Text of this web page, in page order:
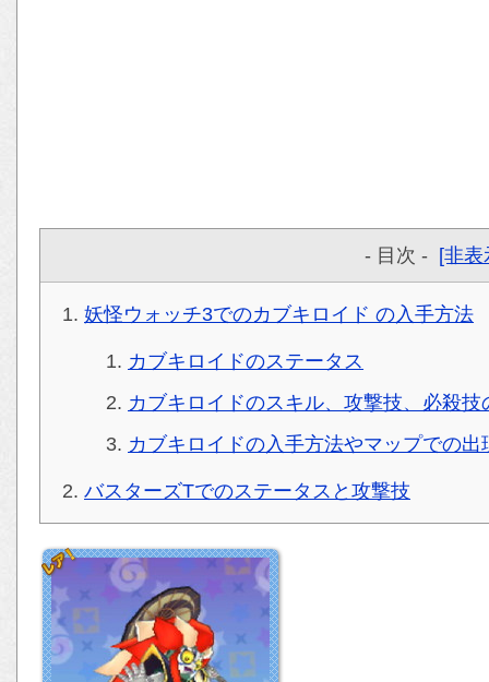
- 目次 - [非表
妖怪ウォッチ3でのカブキロイド の入手方法
カブキロイドのステータス
カブキロイドのスキル、攻撃技、必殺技
カブキロイドの入手方法やマップでの出
バスターズTでのステータスと攻撃技